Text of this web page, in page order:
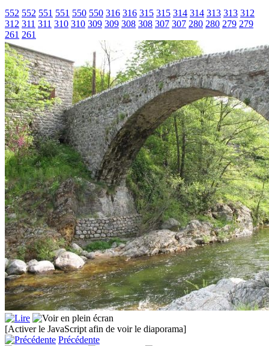
552 552 551 551 550 550 316 316 315 315 314 314 313 313 312
312 311 311 310 310 309 309 308 308 307 307 280 280 279 279
261 261
[Activer le JavaScript afin de voir le diaporama]
Précédente